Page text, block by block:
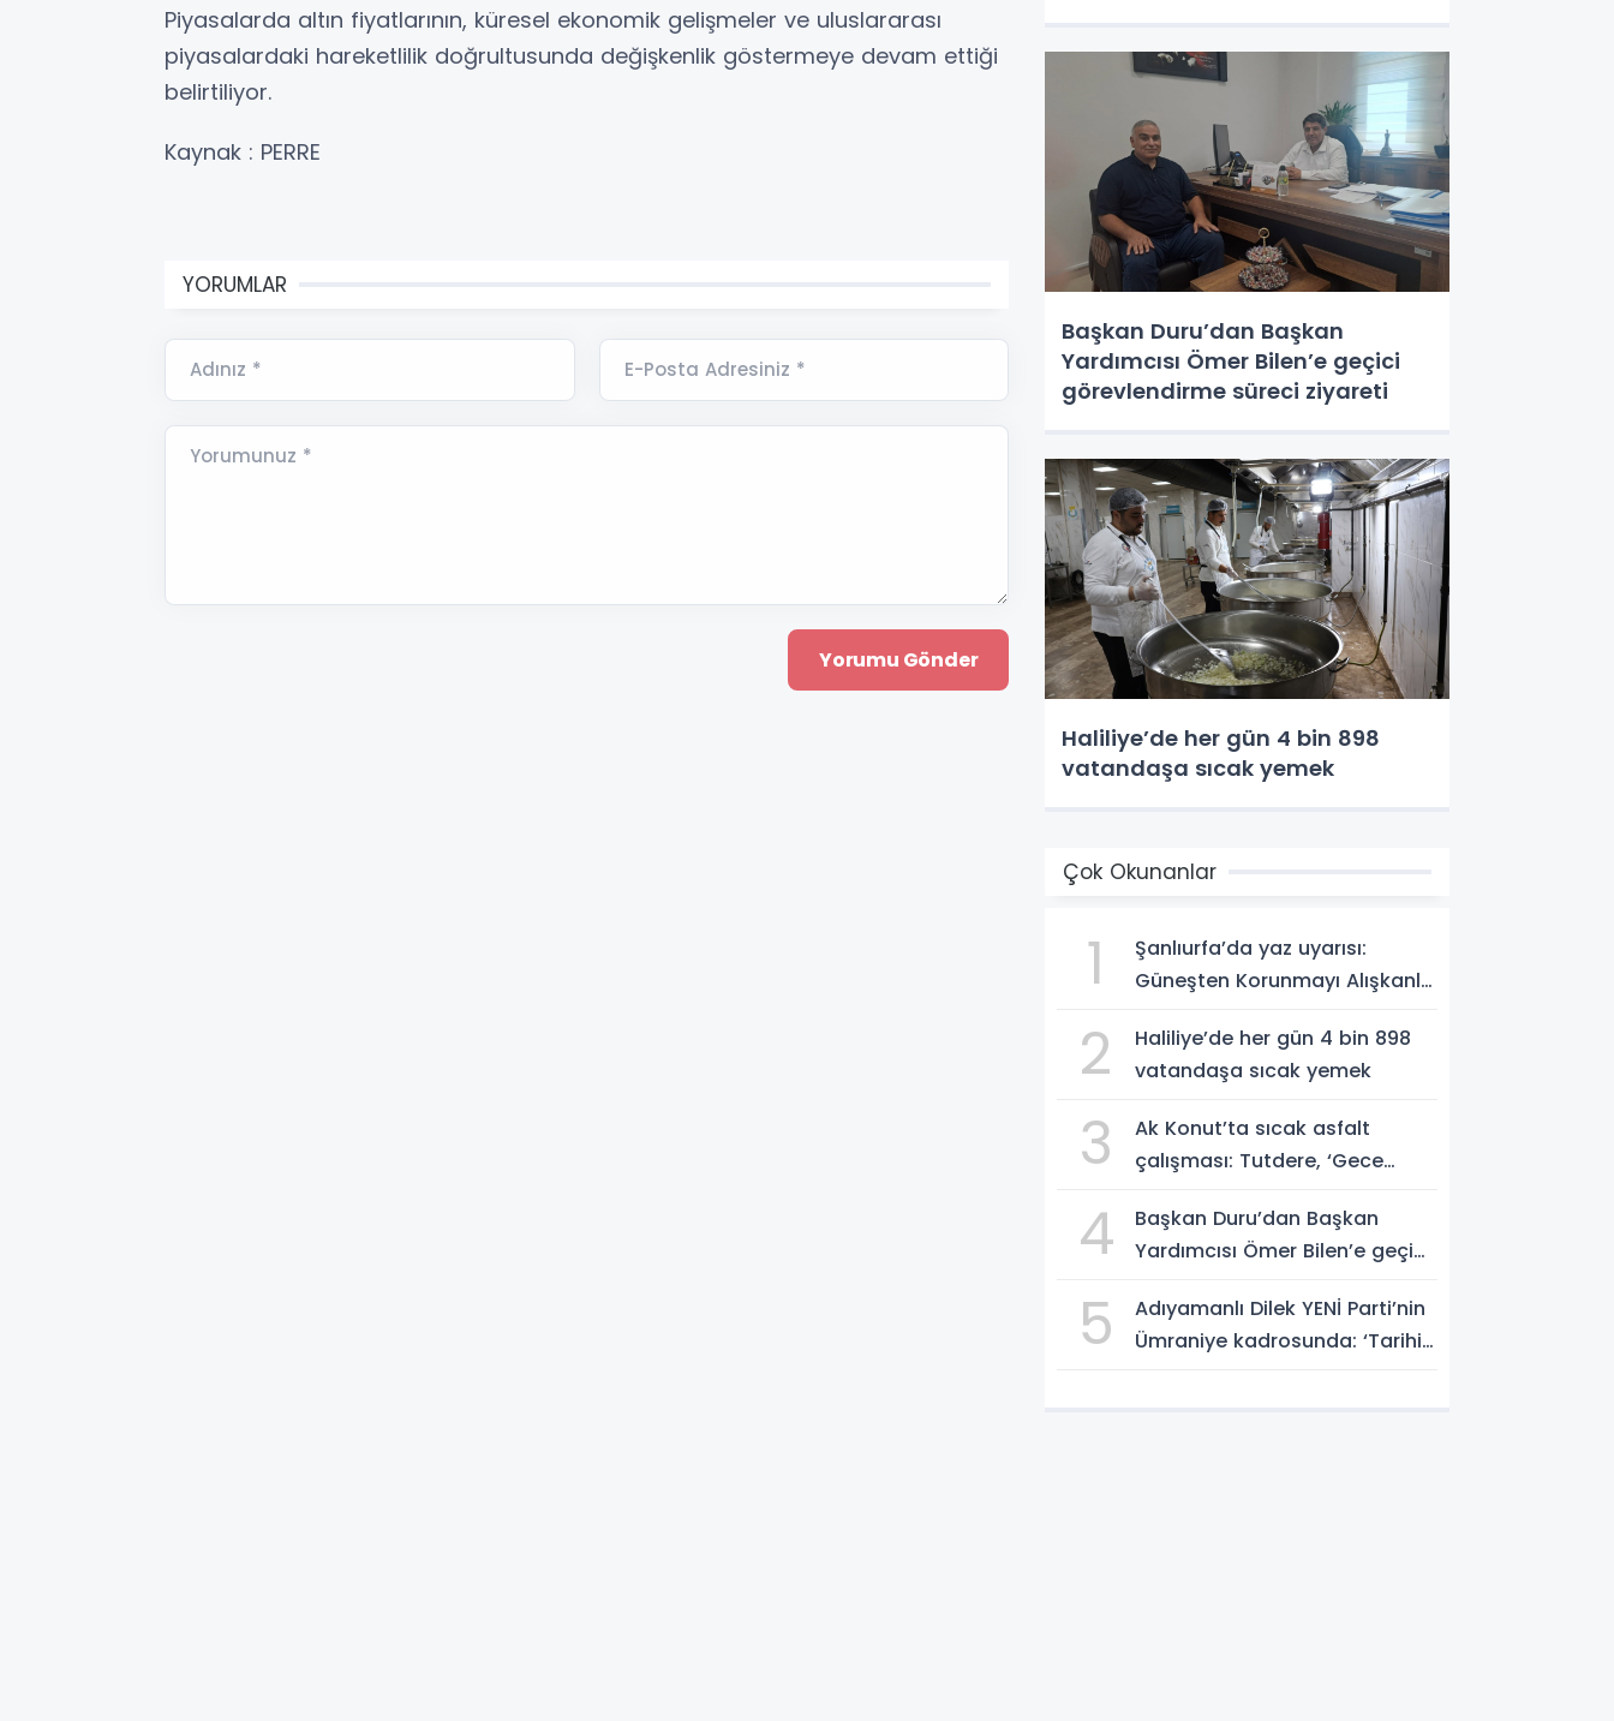
Piyasalarda altın fiyatlarının, küresel ekonomik gelişmeler ve uluslararası
piyasalardaki hareketlilik doğrultusunda değişkenlik göstermeye devam ettiği
belirtiliyor.
Kaynak : PERRE
YORUMLAR
Adınız * E-Posta Adresiniz *
Yorumunuz *
Başkan Duru’dan Başkan
Yardımcısı Ömer Bilen’e geçici
görevlendirme süreci ziyareti
Haliliye’de her gün 4 bin 898
vatandaşa sıcak yemek
Çok Okunanlar
1
Şanlıurfa’da yaz uyarısı:
Güneşten Korunmayı Alışkanlık
2
Haliliye’de her gün 4 bin 898
vatandaşa sıcak yemek
3
Ak Konut’ta sıcak asfalt
çalışması: Tutdere, ‘Gece
4
Başkan Duru’dan Başkan
Yardımcısı Ömer Bilen’e geçici
5
Adıyamanlı Dilek YENİ Parti’nin
Ümraniye kadrosunda: ‘Tarihin